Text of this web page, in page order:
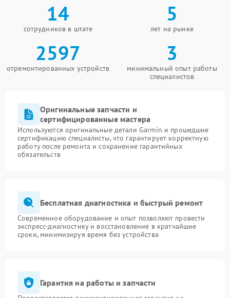
14
сотрудников в штате
5
лет на рынке
2597
отремонтированных устройств
3
минимальный опыт работы
специалистов
Оригинальные запчасти и
сертифицированные мастера
Используются оригинальные детали Garmin и прошедшие
сертификацию специалисты, что гарантирует корректную
работу после ремонта и сохранение гарантийных
обязательств
Бесплатная диагностика и быстрый ремонт
Современное оборудование и опыт позволяют провести
экспресс-диагностику и восстановление в кратчайшие
сроки, минимизируя время без устройства
Гарантия на работы и запчасти